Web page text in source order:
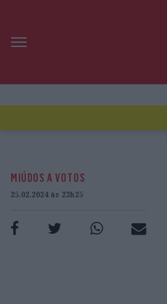
MIÚDOS A VOTOS
25.02.2024 às 23h25